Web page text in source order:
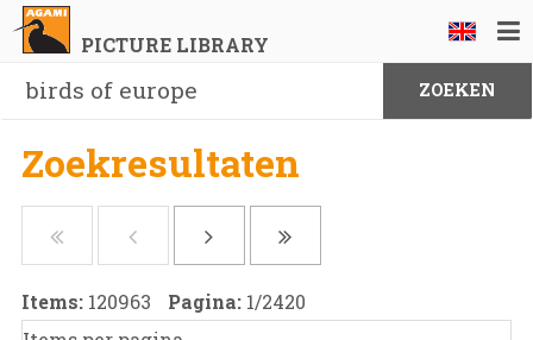
PICTURE LIBRARY
Zoekresultaten
Items: 120963 Pagina: 1/2420